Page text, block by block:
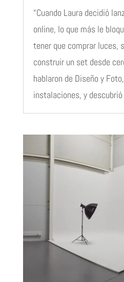
“Cuando Laura decidió
online, lo que más le
tener que comprar luces,
construir un set desde
hablaron de Diseño y
instalaciones, y descubrió